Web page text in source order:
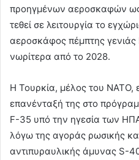
προηγμένων αεροσκαφών
τεθεί σε λειτουργία το
αεροσκάφος πέμπτης γενιάς
νωρίτερα από το 2028.
Η Τουρκία, μέλος του ΝΑΤΟ,
επανένταξή της στο
F-35 υπό την ηγεσία των
λόγω της αγοράς ρωσικής
αντιπυραυλικής άμυνας S-